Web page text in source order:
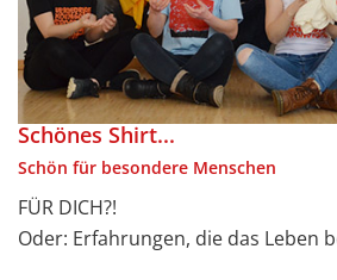
Schönes Shirt...
Schön für besondere Menschen
FÜR DICH?!
Oder: Erfahrungen, die das Leben